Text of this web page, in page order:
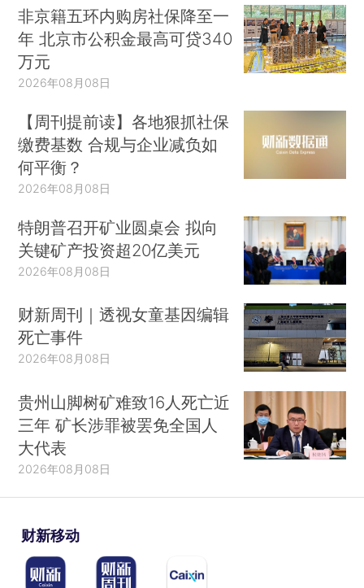
非京籍五环内购房社保降至一
年 北京市公积金最高可贷340
万元
2026年08月08日
【周刊提前读】各地狠抓社保
缴费基数 合规与企业减负如
何平衡？
2026年08月08日
特朗普召开矿业圆桌会 拟向
关键矿产投资超20亿美元
2026年08月08日
财新周刊｜透视女童基因编辑
死亡事件
2026年08月08日
贵州山脚树矿难致16人死亡近
三年 矿长涉罪被罢免全国人
大代表
2026年08月08日
财新移动